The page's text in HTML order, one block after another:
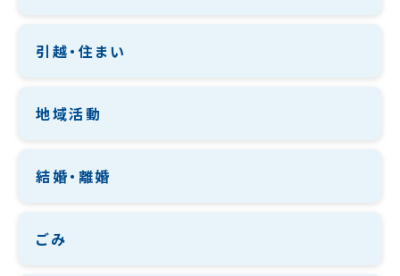
引越・住まい
地域活動
結婚・離婚
ごみ